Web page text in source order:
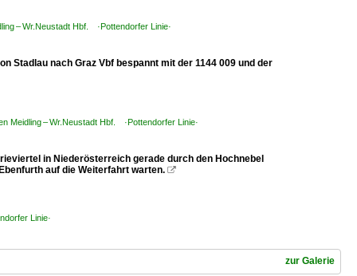
– Wr.Neustadt Hbf. ·Pottendorfer Linie·
Stadlau nach Graz Vbf bespannt mit der 1144 009 und der
Meidling – Wr.Neustadt Hbf. ·Pottendorfer Linie·
in Niederösterreich gerade durch den Hochnebel
auf die Weiterfahrt warten. 
Linie·
zur Galerie